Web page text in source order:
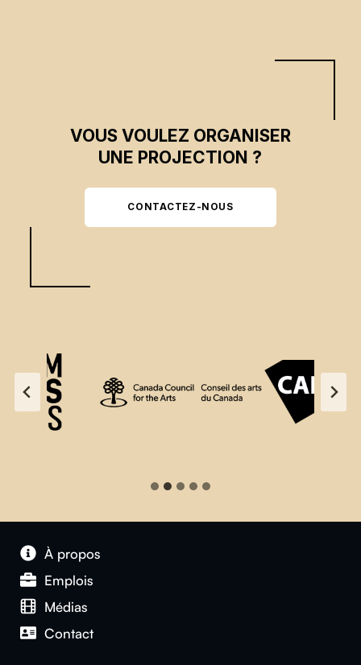
VOUS VOULEZ ORGANISER
UNE PROJECTION ?
CONTACTEZ-NOUS
À propos
Emplois
Médias
Contact